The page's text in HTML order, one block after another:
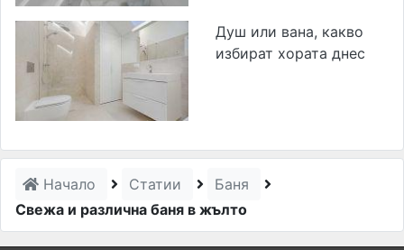
Душ или вана, какво
избират хората днес
Начало Статии
Баня
Свежа и различна баня в жълто